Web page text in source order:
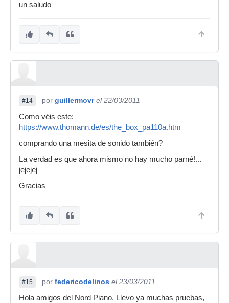
un saludo
#14 por guillermovr el 22/03/2011
Como véis este:
https://www.thomann.de/es/the_box_pa110a.htm
comprando una mesita de sonido también?
La verdad es que ahora mismo no hay mucho parné!...
jejejej
Gracias
#15 por federicodelinos el 23/03/2011
Hola amigos del Nord Piano. Llevo ya muchas pruebas,